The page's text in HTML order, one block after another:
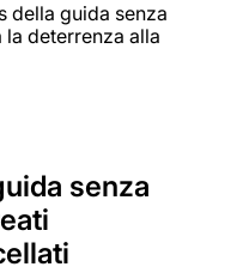
della guida senza
deterrenza alla
senza